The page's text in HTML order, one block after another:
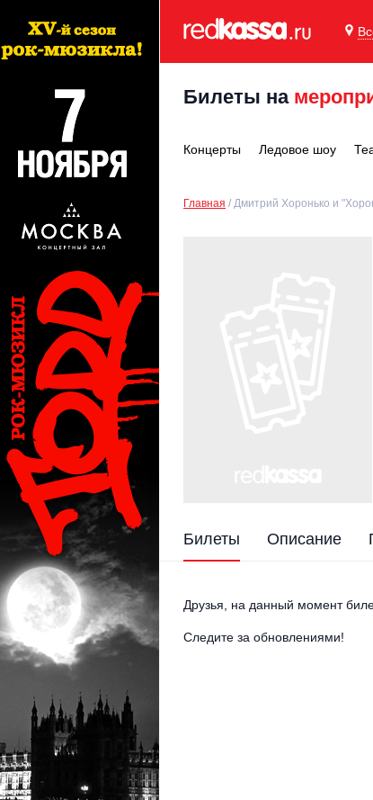
Билеты на
Концерты Ледовое шоу
Главная Дмитрий Хоронько и
Билеты Описание
Друзья, на данный момент
Следите за обновлениями!